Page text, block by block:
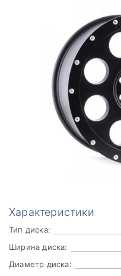
Характеристики
Тип диска:
Ширина диска:
Диаметр диска: